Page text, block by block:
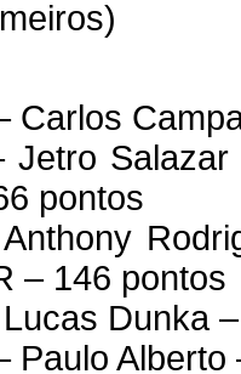
Carlos
Jetro
pontos
– 146 pontos
Dunka
Paulo